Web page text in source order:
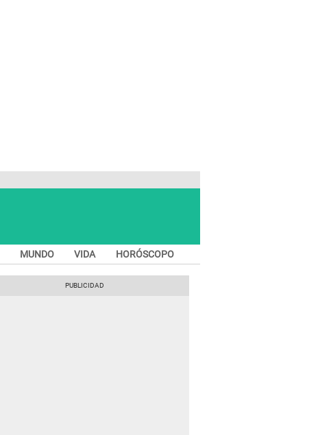
MUNDO VIDA HORÓSCOPO